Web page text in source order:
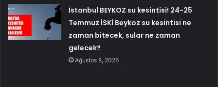
İstanbul BEYKOZ su kesintisi! 24-25
Temmuz İSKİ Beykoz su kesintisi ne
zaman bitecek, sular ne zaman
gelecek?
Ağustos 8, 2026